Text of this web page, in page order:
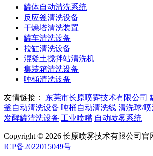
罐体自动清洗系统
反应釜清洗设备
干燥塔清洗装置
罐车清洗设备
拉缸清洗设备
混凝土搅拌站清洗机
集装箱清洗设备
吨桶清洗设备
友情链接： 东莞市长原喷雾技术有限公司
釜自动清洗设备 吨桶自动清洗线 清洗球/
发酵罐清洗设备 工业喷嘴 自动喷雾系统
Copyright © 2026 长原喷雾技术有限公司官
ICP备2022015049号